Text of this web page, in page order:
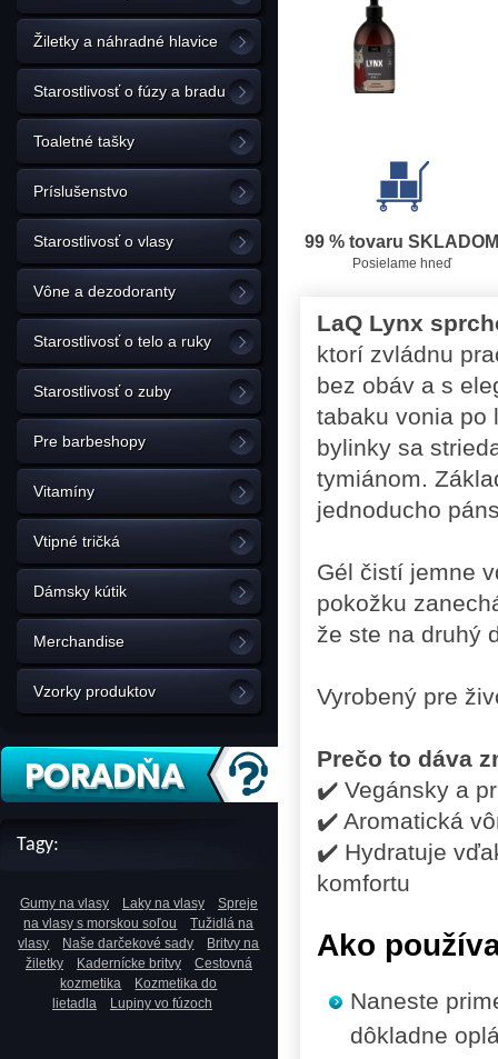
Žiletky a náhradné hlavice
Starostlivosť o fúzy a bradu
Toaletné tašky
Príslušenstvo
Starostlivosť o vlasy
Vône a dezodoranty
Starostlivosť o telo a ruky
Starostlivosť o zuby
Pre barbeshopy
Vitamíny
Vtipné tričká
Dámsky kútik
Merchandise
Vzorky produktov
Tagy:
Gumy na vlasy Laky na vlasy
Spreje
na vlasy s morskou soľou
Tužidlá na
vlasy
Naše darčekové sady
Britvy na
žiletky
Kadernícke britvy
Cestovná
kozmetika
Kozmetika do
lietadla
Lupiny vo fúzoch
99 % tovaru SKLADOM
Posielame hneď
LaQ Lynx
ktorí zvládnu
bez obáv a s
tabaku vonia po
bylinky sa
tymiánom.
jednoducho
Gél čistí jemne
pokožku
že ste na druhý
Vyrobený pre
Prečo to dáva
✔️ Vegánsky a
✔️ Aromatická
✔️ Hydratuje
komfortu
Ako
Naneste
dôkladne